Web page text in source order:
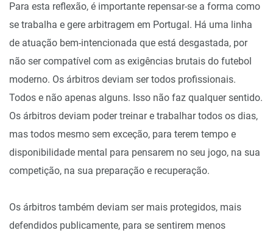
Para esta reflexão, é importante repensar-se a forma como
se trabalha e gere arbitragem em Portugal. Há uma linha
de atuação bem-intencionada que está desgastada, por
não ser compatível com as exigências brutais do futebol
moderno. Os árbitros deviam ser todos profissionais.
Todos e não apenas alguns. Isso não faz qualquer sentido.
Os árbitros deviam poder treinar e trabalhar todos os dias,
mas todos mesmo sem exceção, para terem tempo e
disponibilidade mental para pensarem no seu jogo, na sua
competição, na sua preparação e recuperação.
Os árbitros também deviam ser mais protegidos, mais
defendidos publicamente, para se sentirem menos